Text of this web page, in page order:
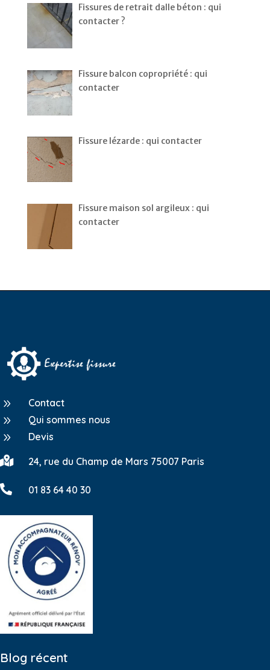
Fissures de retrait dalle béton : qui
contacter ?
Fissure balcon copropriété : qui
contacter
Fissure lézarde : qui contacter
Fissure maison sol argileux : qui
contacter
9 Contact
9 Qui sommes nous
9 Devis
 24, rue du Champ de Mars 75007 Paris
 01 83 64 40 30
Blog récent